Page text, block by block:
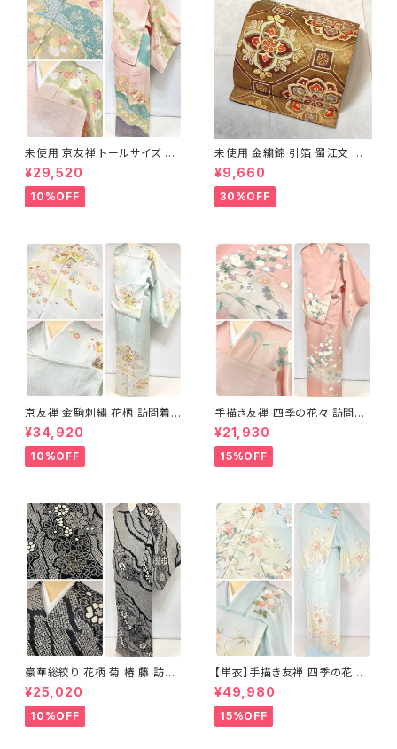
未使用 京友禅 トールサイズ 染
め分け 金彩 訪問着 袷 正絹 ピ
ンク 黄緑 紫 黄色 1438
¥29,520
10%OFF
未使用 金繍錦 引箔 蜀江文 唐
織 華紋 袋帯 正絹 金糸 ゴール
ド 赤 紫 710
¥9,660
30%OFF
京友禅 金駒刺繍 花柄 訪問着
正絹 水色 黄緑 パステルカラー
アイスグリーン 1433
¥34,920
10%OFF
手描き友禅 四季の花々 訪問着
袷 正絹 サーモンピンク クリー
ム 白 桃花色 1434
¥21,930
15%OFF
豪華総絞り 花柄 菊 椿 藤 訪問
着 鹿の子絞り ラメ 正絹 黒 白
グレー 1435
¥25,020
10%OFF
【単衣】手描き友禅 四季の花々
正絹 訪問着 水色 黄緑 白 パス
テルカラー 1431
¥49,980
15%OFF